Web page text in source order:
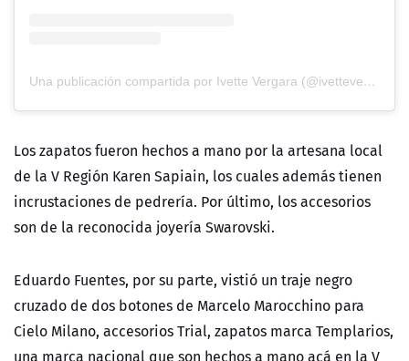
Una publicación compartida por Ivette Vergara (@ivettevergaratv)
Los zapatos fueron hechos a mano por la artesana local
de la V Región Karen Sapiain, los cuales además tienen
incrustaciones de pedrería. Por último, los accesorios
son de la reconocida joyería Swarovski.
Eduardo Fuentes, por su parte, vistió un traje negro
cruzado de dos botones de Marcelo Marocchino para
Cielo Milano, accesorios Trial, zapatos marca Templarios,
una marca nacional que son hechos a mano acá en la V